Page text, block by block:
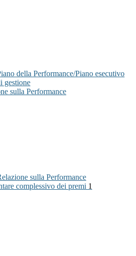
della Performance/Piano esecutivo
gestione
sulla Performance
sulla Performance
complessivo dei premi 1